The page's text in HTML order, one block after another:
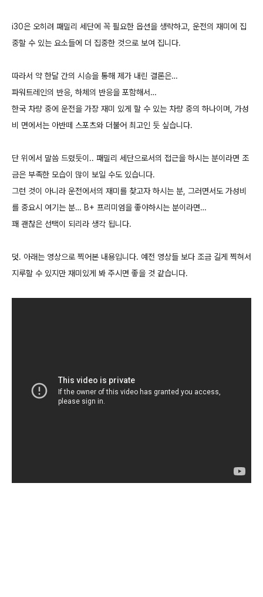
i30은 오히려 패밀리 세단에 꼭 필요한 옵션을 생략하고, 운전의 재미에 집
중할 수 있는 요소들에 더 집중한 것으로 보여 집니다.
따라서 약 한달 간의 시승을 통해 제가 내린 결론은…
파워트레인의 반응, 하체의 반응을 포함해서…
한국 차량 중에 운전을 가장 재미 있게 할 수 있는 차량 중의 하나이며, 가성
비 면에서는 아반떼 스포츠와 더불어 최고인 듯 싶습니다.
단 위에서 말씀 드렸듯이.. 패밀리 세단으로서의 접근을 하시는 분이라면 조
금은 부족한 모습이 많이 보일 수도 있습니다.
그런 것이 아니라 운전에서의 재미를 찾고자 하시는 분, 그러면서도 가성비
를 중요시 여기는 분… B+ 프리미엄을 좋아하시는 분이라면…
꽤 괜찮은 선택이 되리라 생각 됩니다.
덧. 아래는 영상으로 찍어본 내용입니다. 예전 영상들 보다 조금 길게 찍혀서
지루할 수 있지만 재미있게 봐 주시면 좋을 것 같습니다.